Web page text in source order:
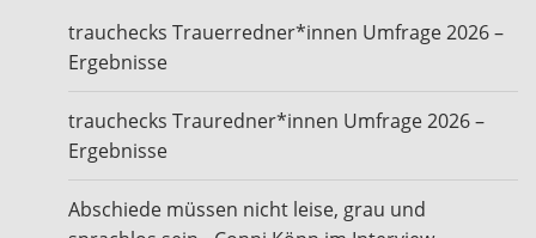
trauchecks Trauerredner*innen Umfrage 2026 –
Ergebnisse
trauchecks Trauredner*innen Umfrage 2026 –
Ergebnisse
Abschiede müssen nicht leise, grau und